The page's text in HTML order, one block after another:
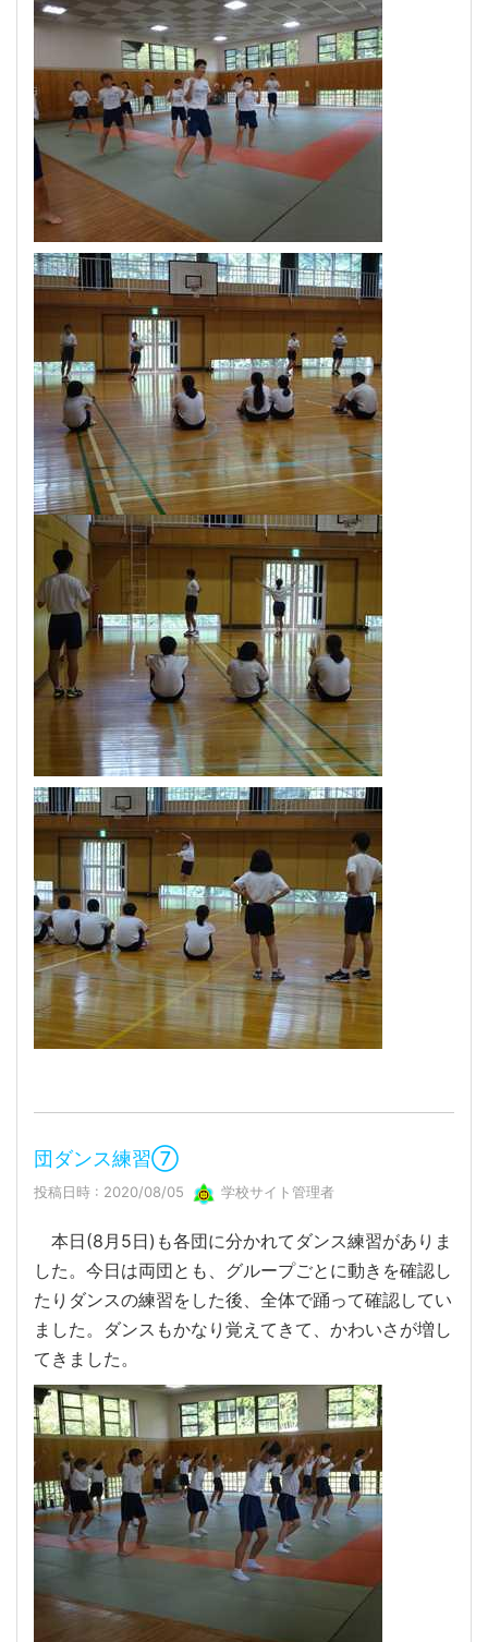
団ダンス練習⑦
投稿日時 : 2020/08/05 学校サイト管理者
本日(8月5日)も各団に分かれてダンス練習がありま
した。今日は両団とも、グループごとに動きを確認し
たりダンスの練習をした後、全体で踊って確認してい
ました。ダンスもかなり覚えてきて、かわいさが増し
てきました。